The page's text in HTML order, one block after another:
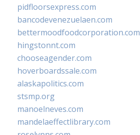
pidfloorsexpress.com
bancodevenezuelaen.com
bettermoodfoodcorporation.com
hingstonnt.com
chooseagender.com
hoverboardssale.com
alaskapolitics.com
stsmp.org
manoelneves.com
mandelaeffectlibrary.com